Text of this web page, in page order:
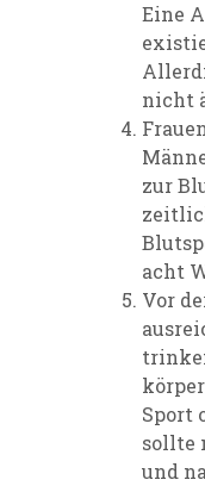
Eine
nicht
zur
acht
Vor
Sport
sollte
und